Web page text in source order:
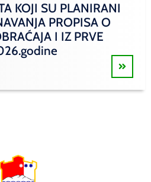
KOJI SU PLANIRANI
PROPISA O
I IZ PRVE